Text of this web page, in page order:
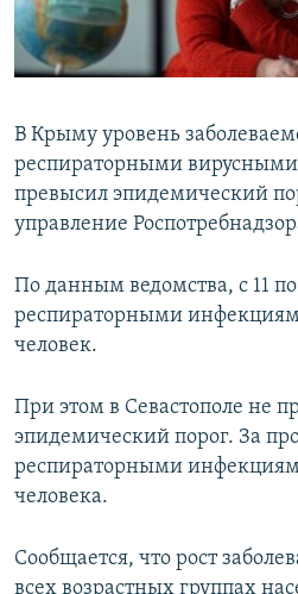
ПОБЕДИТЕЛЕЙ НЕ СУДЯТ?
КРЫМ.НЕПОКОРЕННЫЙ
УКРАИНСКАЯ ПРОБЛЕМА КРЫМА
ПРИСОЕДИНЯЙТЕСЬ!
Все сайты RFE/RL
В Крыму уровень
респираторными
превысил эпидемический
управление
По данным ведомства, с 11
респираторными
человек.
При этом в Севастополе не
эпидемический порог. За
респираторными
человека.
Сообщается, что рост
всех возрастных группах